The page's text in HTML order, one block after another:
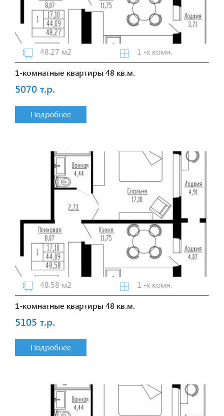
48.27 м2
1 -х комн.
1-комнатные квартиры 48 кв.м.
5070 т.р.
Подробнее
48.58 м2
1 -х комн.
1-комнатные квартиры 48 кв.м.
5105 т.р.
Подробнее